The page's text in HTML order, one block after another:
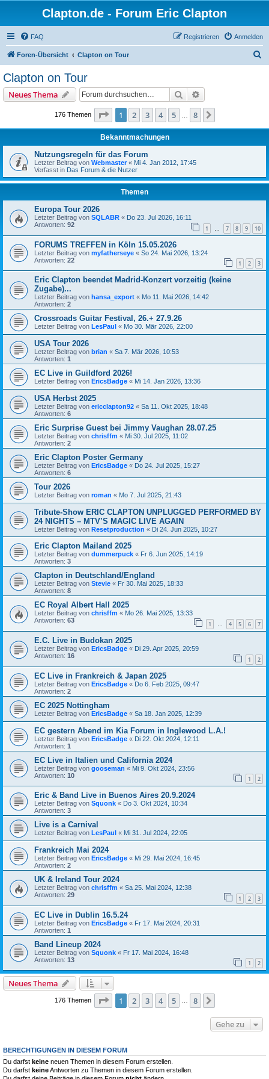
Clapton.de - Forum Eric Clapton
FAQ Anmelden
Registrieren
Foren-Übersicht Clapton on Tour
Clapton on Tour
Neues Thema Suche
176 Themen Seite 1von
1 2 3 4 5 8
Bekanntmachungen
Nutzungsregeln für das Forum
Letzter Beitrag von Webmaster« Mi 4. Jan 2012, 17:45
Verfasst in Das Forum & die Nutzer
Themen
Europa Tour 2026
Letzter Beitrag von SQLABR « Do 23. Jul 2026, 16:11
Antworten: 92 1 … 7 8 9 10
FORUMS TREFFEN in Köln 15.05.2026
Letzter Beitrag von myfatherseye « So 24. Mai 2026, 13:24
Antworten: 22 1 2 3
Eric Clapton beendet Madrid-Konzert vorzeitig (keine
Zugabe)...
Letzter Beitrag von hansa_export « Mo 11. Mai 2026, 14:42
Antworten: 2
Crossroads Guitar Festival, 26.+ 27.9.26
Letzter Beitrag von LesPaul « Mo 30. Mär 2026, 22:00
USA Tour 2026
Letzter Beitrag von brian « Sa 7. Mär 2026, 10:53
Antworten: 1
EC Live in Guildford 2026!
Letzter Beitrag von EricsBadge « Mi 14. Jan 2026, 13:36
USA Herbst 2025
Letzter Beitrag von ericclapton92 « Sa 11. Okt 2025, 18:48
Antworten: 6
Eric Surprise Guest bei Jimmy Vaughan 28.07.25
Letzter Beitrag von chrisffm « Mi 30. Jul 2025, 11:02
Antworten: 2
Eric Clapton Poster Germany
Letzter Beitrag von EricsBadge « Do 24. Jul 2025, 15:27
Antworten: 6
Tour 2026
Letzter Beitrag von roman « Mo 7. Jul 2025, 21:43
Tribute-Show ERIC CLAPTON UNPLUGGED PERFORMED BY
24 NIGHTS – MTV’S MAGIC LIVE AGAIN
Letzter Beitrag von Resetproduction « Di 24. Jun 2025, 10:27
Eric Clapton Mailand 2025
Letzter Beitrag von dummerpuck « Fr 6. Jun 2025, 14:19
Antworten: 3
Clapton in Deutschland/England
Letzter Beitrag von Stevie « Fr 30. Mai 2025, 18:33
Antworten: 8
EC Royal Albert Hall 2025
Letzter Beitrag von chrisffm « Mo 26. Mai 2025, 13:33
Antworten: 63 1 … 4 5 6 7
E.C. Live in Budokan 2025
Letzter Beitrag von EricsBadge « Di 29. Apr 2025, 20:59
Antworten: 16 1 2
EC Live in Frankreich & Japan 2025
Letzter Beitrag von EricsBadge « Do 6. Feb 2025, 09:47
Antworten: 2
EC 2025 Nottingham
Letzter Beitrag von EricsBadge « Sa 18. Jan 2025, 12:39
EC gestern Abend im Kia Forum in Inglewood L.A.!
Letzter Beitrag von EricsBadge « Di 22. Okt 2024, 12:11
Antworten: 1
EC Live in Italien und California 2024
Letzter Beitrag von gooseman « Mi 9. Okt 2024, 23:56
Antworten: 10 1 2
Eric & Band Live in Buenos Aires 20.9.2024
Letzter Beitrag von Squonk « Do 3. Okt 2024, 10:34
Antworten: 3
Live is a Carnival
Letzter Beitrag von LesPaul « Mi 31. Jul 2024, 22:05
Frankreich Mai 2024
Letzter Beitrag von EricsBadge « Mi 29. Mai 2024, 16:45
Antworten: 2
UK & Ireland Tour 2024
Letzter Beitrag von chrisffm « Sa 25. Mai 2024, 12:38
Antworten: 29 1 2 3
EC Live in Dublin 16.5.24
Letzter Beitrag von EricsBadge « Fr 17. Mai 2024, 20:31
Antworten: 1
Band Lineup 2024
Letzter Beitrag von Squonk « Fr 17. Mai 2024, 16:48
Antworten: 13 1 2
Neues Thema
176 Themen Seite 1von
1 2 3 4 5 … 8
Gehe zu
BERECHTIGUNGEN IN DIESEM FORUM
Du darfst keine neuen Themen in diesem Forum erstellen.
Du darfst keineAntworten zu Themen in diesem Forum erstellen.